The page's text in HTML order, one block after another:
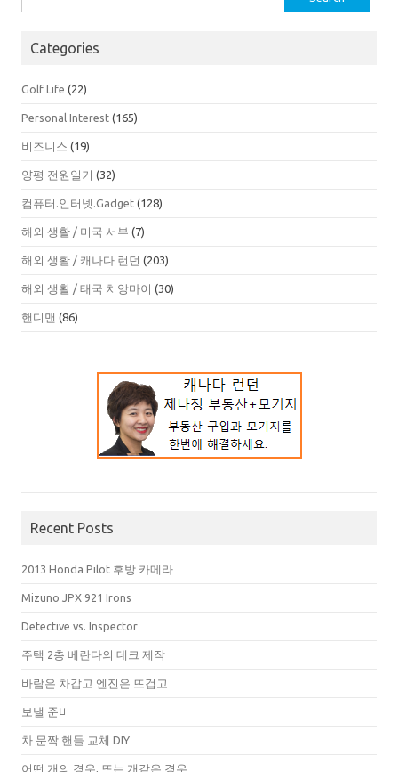
for:
Categories
Golf Life (22)
Personal Interest (165)
비즈니스 (19)
양평 전원일기 (32)
컴퓨터.인터넷.Gadget (128)
해외 생활 / 미국 서부 (7)
해외 생활 / 캐나다 런던 (203)
해외 생활 / 태국 치앙마이 (30)
핸디맨 (86)
Recent Posts
2013 Honda Pilot 후방 카메라
Mizuno JPX 921 Irons
Detective vs. Inspector
주택 2층 베란다의 데크 제작
바람은 차갑고 엔진은 뜨겁고
보낼 준비
차 문짝 핸들 교체 DIY
어떤 개의 경우, 또는 개같은 경우